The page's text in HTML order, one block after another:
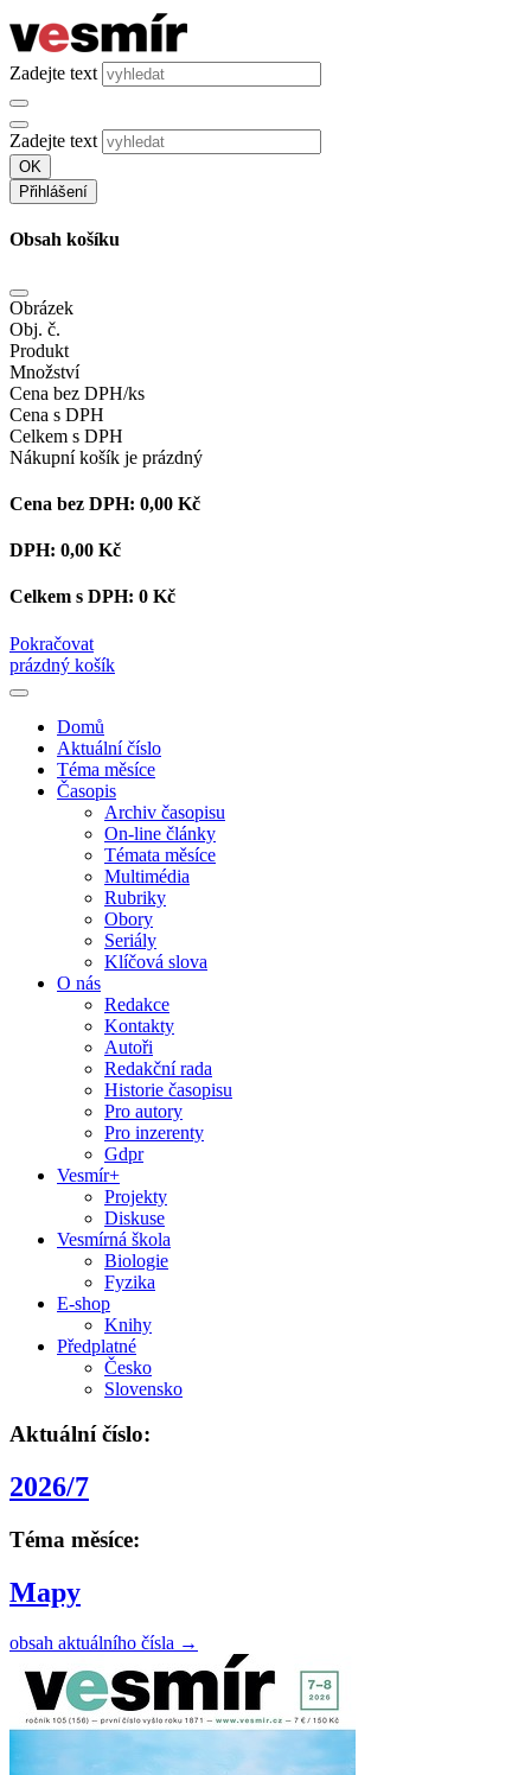
Zadejte text
Zadejte text
OK
Přihlášení
Obsah košíku
Obrázek
Obj. č.
Produkt
Množství
Cena bez DPH/ks
Cena s DPH
Celkem s DPH
Nákupní košík je prázdný
Cena bez DPH: 0,00 Kč
DPH: 0,00 Kč
Celkem s DPH: 0 Kč
Pokračovat
prázdný košík
Domů
Aktuální číslo
Téma měsíce
Časopis
Archiv časopisu
On-line články
Témata měsíce
Multimédia
Rubriky
Obory
Seriály
Klíčová slova
O nás
Redakce
Kontakty
Autoři
Redakční rada
Historie časopisu
Pro autory
Pro inzerenty
Gdpr
Vesmír+
Projekty
Diskuse
Vesmírná škola
Biologie
Fyzika
E-shop
Knihy
Předplatné
Česko
Slovensko
Aktuální číslo:
2026/7
Téma měsíce:
Mapy
obsah aktuálního čísla →